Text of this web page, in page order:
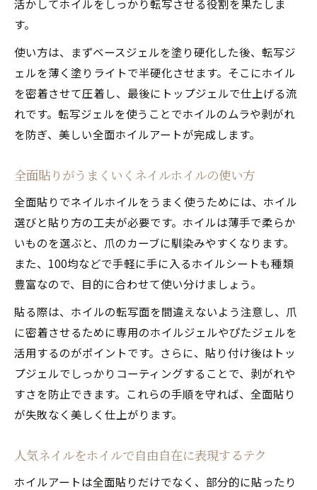
活かしてホイルをしっかり転写させる役割を果たしま
す。
使い方は、まずベースジェルを塗り硬化した後、転写ジ
ェルを薄く塗りライトで半硬化させます。そこにホイル
を密着させて圧着し、最後にトップジェルで仕上げる流
れです。転写ジェルを使うことでホイルのムラや剥がれ
を防ぎ、美しい全面ホイルアートが完成します。
全面貼りがうまくいくネイルホイルの使い方
全面貼りでネイルホイルをうまく使うためには、ホイル
選びと貼り方の工夫が必要です。ホイルは薄手で柔らか
いものを選ぶと、爪のカーブに馴染みやすくなります。
また、100均などで手軽に手に入るホイルシートも種類
豊富なので、目的に合わせて使い分けましょう。
貼る際は、ホイルの転写面を間違えないよう注意し、爪
に密着させるために専用のホイルジェルやぴたジェルを
活用するのがポイントです。さらに、貼り付け後はトッ
プジェルでしっかりコーティングすることで、剥がれや
すさを防止できます。これらの手順を守れば、全面貼り
が失敗なく美しく仕上がります。
人気ネイルをホイルで自由自在に表現するテク
ホイルアートは全面貼りだけでなく、部分的に貼ったり